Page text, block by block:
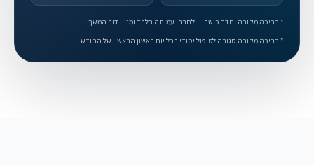
* בריכה מקורה וחדר כושר — לחברי עמותה בלבד ומנויי דור המשך
* בריכה מקורה סגורה לטיפול יסודי בכל יום ראשון הראשון של החודש